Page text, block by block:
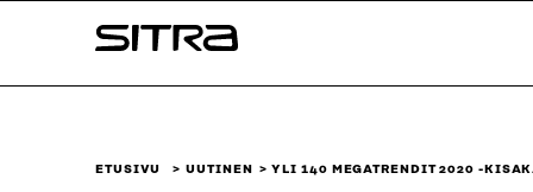
sisältöön
Sitra
ETUSIVU UUTINEN YLI 140 MEGATRENDIT 2020 -